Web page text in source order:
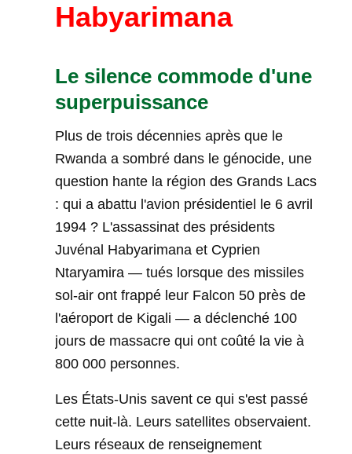
Habyarimana
Le silence commode d'une
superpuissance
Plus de trois décennies après que le
Rwanda a sombré dans le génocide, une
question hante la région des Grands Lacs
: qui a abattu l'avion présidentiel le 6 avril
1994 ? L'assassinat des présidents
Juvénal Habyarimana et Cyprien
Ntaryamira — tués lorsque des missiles
sol-air ont frappé leur Falcon 50 près de
l'aéroport de Kigali — a déclenché 100
jours de massacre qui ont coûté la vie à
800 000 personnes.
Les États-Unis savent ce qui s'est passé
cette nuit-là. Leurs satellites observaient.
Leurs réseaux de renseignement